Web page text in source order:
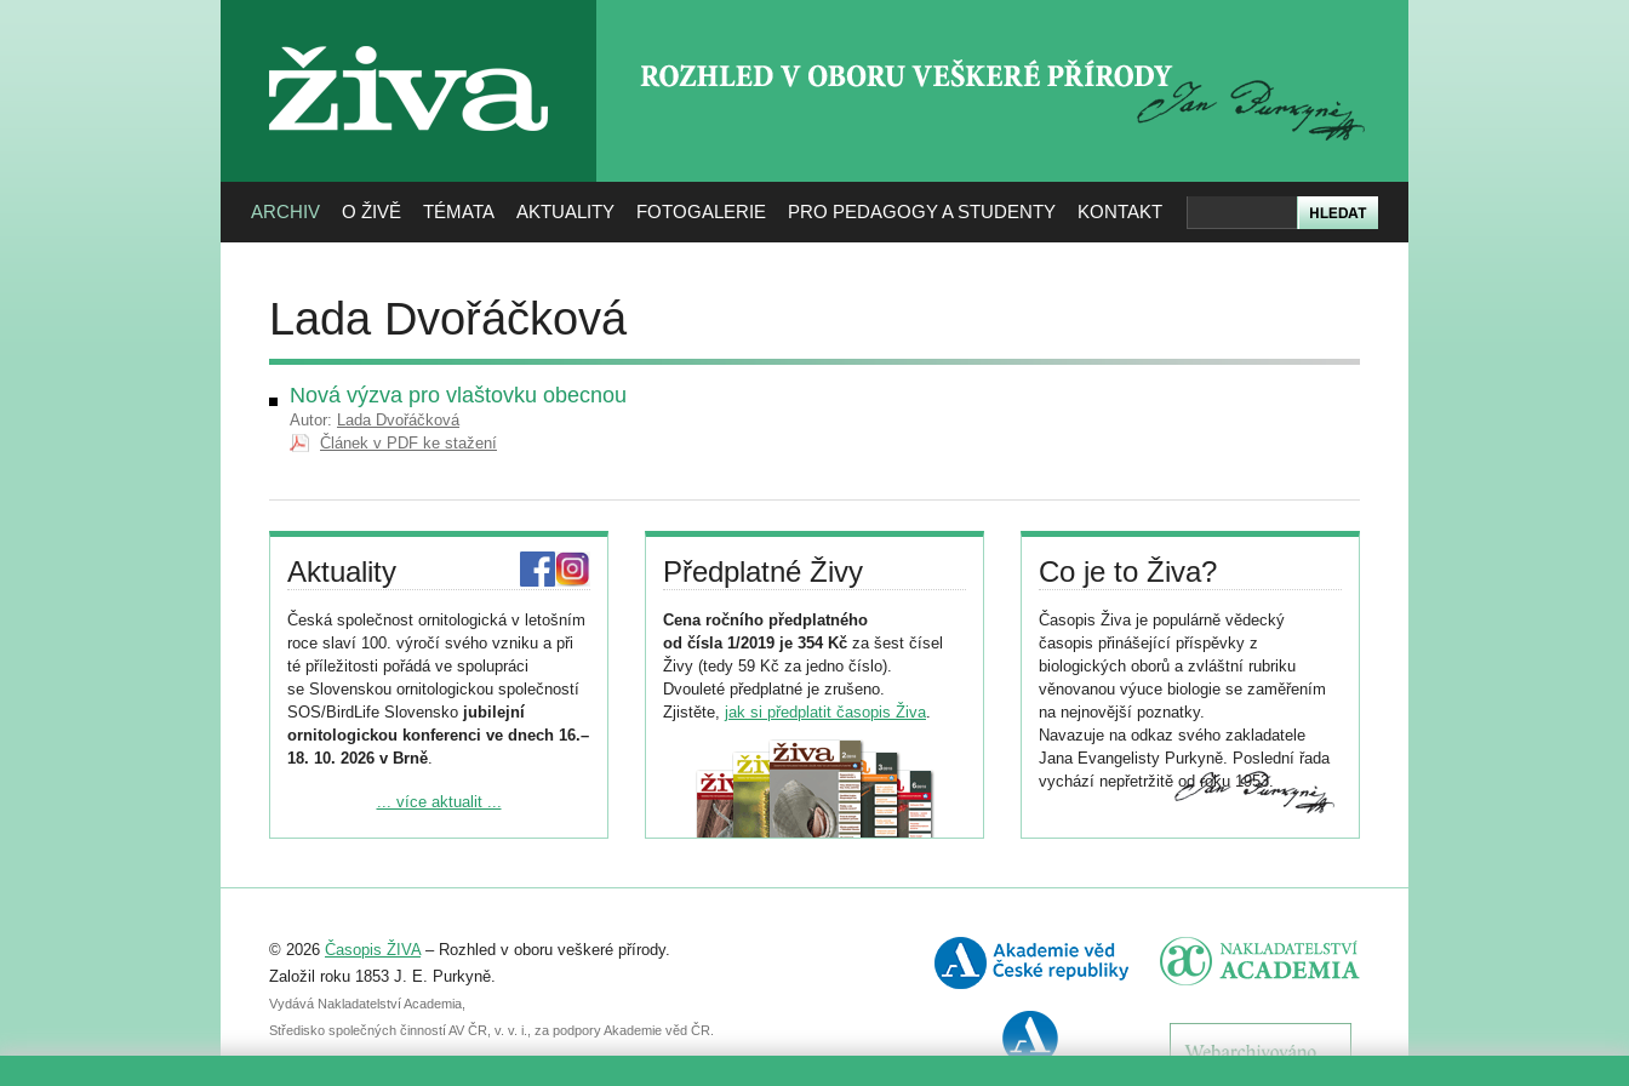
živa
ARCHIV O ŽIVĚ TÉMATA AKTUALITY FOTOGALERIE PRO PEDAGOGY A STUDENTY KONTAKT
Lada Dvořáčková
Nová výzva pro vlaštovku obecnou
Autor: Lada Dvořáčková
Článek v PDF ke stažení
Aktuality
Česká společnost ornitologická v letošním
roce slaví 100. výročí svého vzniku a při
té příležitosti pořádá ve spolupráci
se Slovenskou ornitologickou společností
SOS/BirdLife Slovensko jubilejní
ornitologickou konferenci ve dnech 16.–
18. 10. 2026 v Brně.
Podrobnější informace ke konferenci
Registrovat se můžete do 6. září.
abstraktu přihlášené přednášky nebo
posteru je už 30. června.
... více aktualit ...
Předplatné Živy
Cena ročního předplatného
od čísla 1/2019 je 354 Kč za šest čísel
Živy (tedy 59 Kč za jedno číslo).
Dvouleté předplatné je zrušeno.
Zjistěte, jak si předplatit časopis Živa.
Co je to Živa?
Časopis Živa je populárně vědecký
časopis přinášející příspěvky z
biologických oborů a zvláštní rubriku
věnovanou výuce biologie se zaměřením
na nejnovější poznatky.
Navazuje na odkaz svého zakladatele
Jana Evangelisty Purkyně. Poslední řada
vychází nepřetržitě od roku 1953.
© 2026 Časopis ŽIVA– Rozhled v oboru veškeré přírody.
Založil roku 1853 J. E. Purkyně.
Vydává Nakladatelství Academia,
Středisko společných činností AV ČR, v. v. i., za podpory Akademie věd ČR.